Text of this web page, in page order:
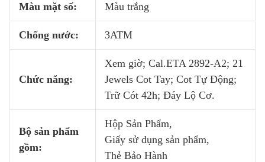
Màu mặt số: Màu trắng
Chống nước: 3ATM
Chức năng:
Xem giờ; Cal.ETA 2892-A2; 21
Jewels Cot Tay; Cot Tự Động;
Trữ Cót 42h; Đáy Lộ Cơ.
Bộ sản phẩm
gồm:
Hộp Sản Phẩm,
Giấy sử dụng sản phẩm,
Thẻ Bảo Hành